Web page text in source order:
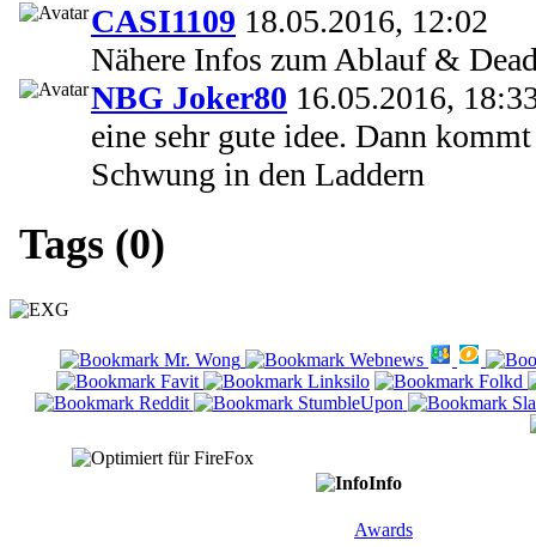
CASI1109 18.05.2016, 12:02
Nähere Infos zum Ablauf &
NBG Joker80 16.05.2016,
eine sehr gute idee. Dann
Schwung in den Laddern
Tags (0)
Info
Awards